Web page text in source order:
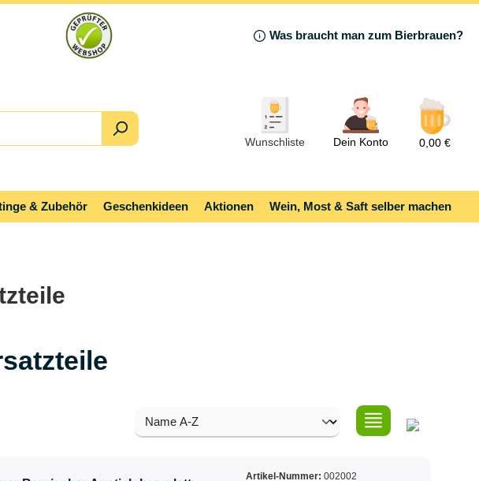
Was braucht man zum Bierbrauen?
Wunschliste Dein Konto 0,00 €
& Zubehör Geschenkideen Aktionen Wein, Most & Saft selber machen
Artikel-Nummer: 002002